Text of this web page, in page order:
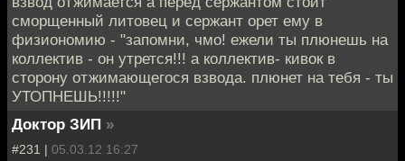
сморщенный литовец и сержант орет ему в
физиономию - "запомни, чмо! ежели ты плюнешь на
коллектив - он утрется!!! а коллектив- кивок в
сторону отжимающегося взвода. плюнет на тебя - ты
УТОПНЕШЬ!!!!!"
Доктор ЗИП »
#231 | 05.03.12 16:27